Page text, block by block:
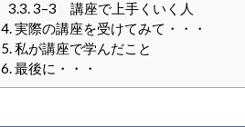
3.3.3–3 講座で上手くいく人
4. 実際の講座を受けてみて・・・
5. 私が講座で学んだこと
6. 最後に・・・